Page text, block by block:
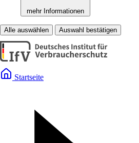
mehr Informationen
Alle auswählen Auswahl bestätigen
Startseite